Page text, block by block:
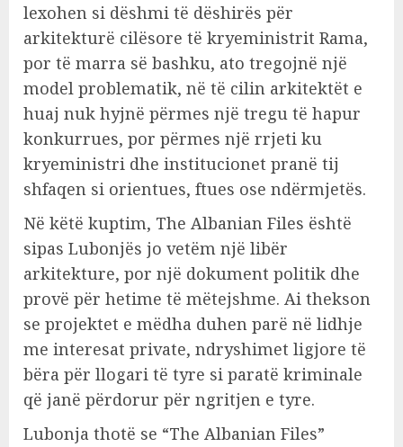
lexohen si dëshmi të dëshirës për
arkitekturë cilësore të kryeministrit Rama,
por të marra së bashku, ato tregojnë një
model problematik, në të cilin arkitektët e
huaj nuk hyjnë përmes një tregu të hapur
konkurrues, por përmes një rrjeti ku
kryeministri dhe institucionet pranë tij
shfaqen si orientues, ftues ose ndërmjetës.
Në këtë kuptim, The Albanian Files është
sipas Lubonjës jo vetëm një libër
arkitekture, por një dokument politik dhe
provë për hetime të mëtejshme. Ai thekson
se projektet e mëdha duhen parë në lidhje
me interesat private, ndryshimet ligjore të
bëra për llogari të tyre si paratë kriminale
që janë përdorur për ngritjen e tyre.
Lubonja thotë se “The Albanian Files”